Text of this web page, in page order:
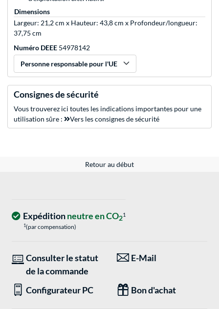
Dimensions
Largeur: 21,2 cm x Hauteur: 43,8 cm x Profondeur/longueur:
37,75 cm
Numéro DEEE 54978142
Personne responsable pour l'UE
Consignes de sécurité
Vous trouverez ici toutes les indications importantes pour une
utilisation sûre :
Vers les consignes de sécurité
Retour au début
Expéditionneutre en CO21
1(par compensation)
Consulter le statut
de la commande
E-Mail
Configurateur PC Bon d'achat